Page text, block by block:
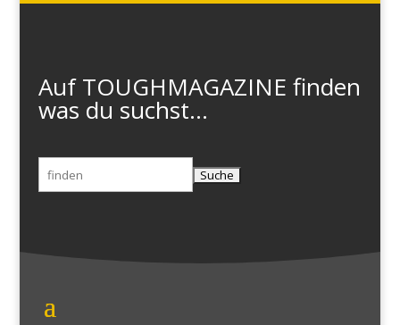
Auf TOUGHMAGAZINE finden
was du suchst...
Suchen
nach: